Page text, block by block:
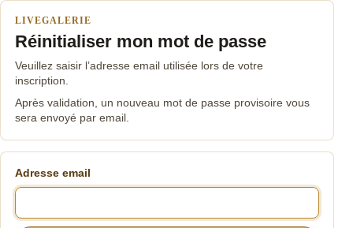
LIVEGALERIE
Réinitialiser mon mot de passe
Veuillez saisir l’adresse email utilisée lors de votre
inscription.
Après validation, un nouveau mot de passe provisoire vous
sera envoyé par email.
Adresse email